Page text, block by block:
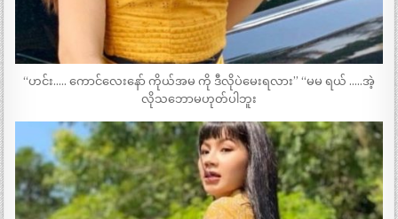
“ဟင်း….. ကောင်လေးနော် ကိုယ်အမ ကို ဒီလိုပဲမေးရလား” “မမ ရယ် …..အဲ့
လိုသဘောမဟုတ်ပါဘူး